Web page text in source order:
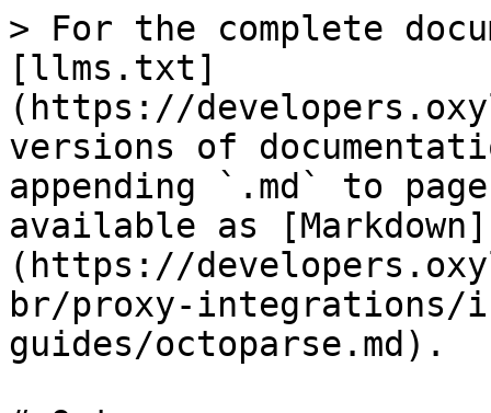
> For the complete
[llms.txt]
(https://
versions of
appending `.md` to
available as [Markdown]
(https://
br/proxy-integrations/
guides/octoparse.md).